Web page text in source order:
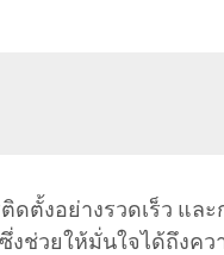
ตั้งอย่างรวดเร็ว แล
งช่วยให้มั่นใจได้ถึงค